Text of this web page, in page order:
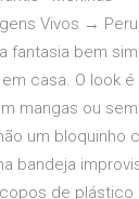
Vivos →
fantasia bem
casa. O look
mangas ou
um bloquinho
bandeja
de plástico